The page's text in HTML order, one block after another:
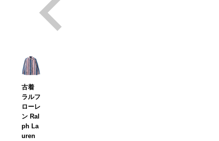
古着
ラルフ
ローレ
ン Ral
ph La
uren